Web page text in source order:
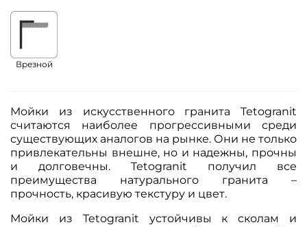
Врезной
Мойки из искусственного гранита Tetogranit
считаются наиболее прогрессивными среди
существующих аналогов на рынке. Они не только
привлекательны внешне, но и надежны, прочны
и долговечны. Tetogranit получил все
преимущества натурального гранита –
прочность, красивую текстуру и цвет.
Мойки из Tetogranit устойчивы к сколам и